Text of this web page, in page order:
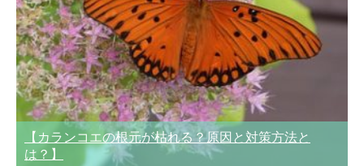
【カランコエの根元が枯れる？原因と対策方法と
は？】